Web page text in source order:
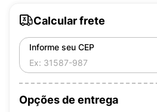
Calcular frete
Informe seu CEP
Opções de entrega